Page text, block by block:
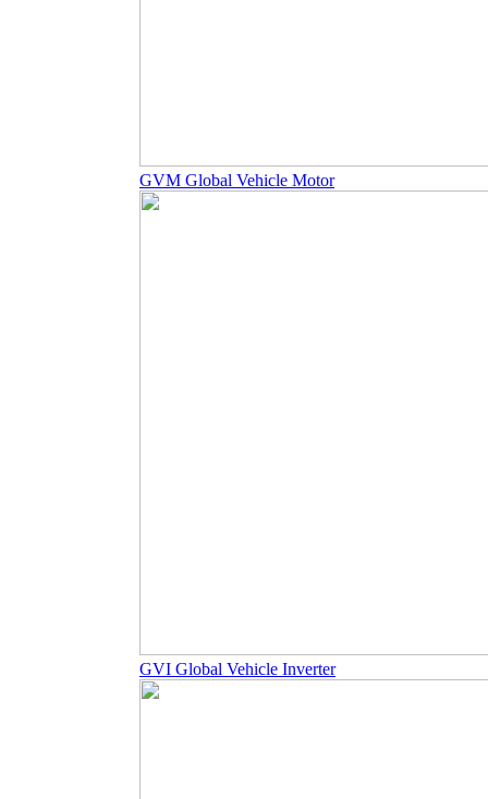
GVM Global Vehicle Motor
GVI Global Vehicle Inverter